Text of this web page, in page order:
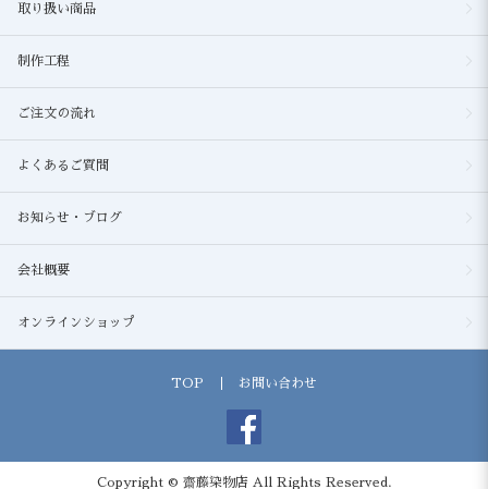
取り扱い商品
制作工程
ご注文の流れ
よくあるご質問
お知らせ・ブログ
会社概要
オンラインショップ
TOP お問い合わせ
Copyright © 齋藤染物店 All Rights Reserved.